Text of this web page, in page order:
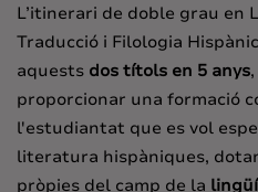
L’itinerari de doble grau en
Traducció i Filologia
aquests dos títols en 5 anys
proporcionar una formació
l'estudiantat que es vol
literatura hispàniques,
pròpies del camp de la